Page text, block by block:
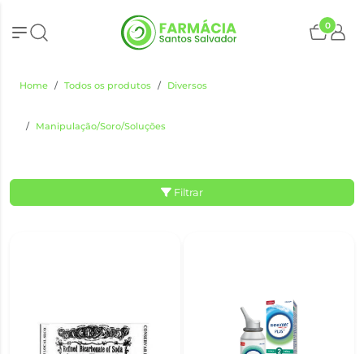
0
Home Todos os produtos Diversos
Manipulação/Soro/Soluções
Filtrar